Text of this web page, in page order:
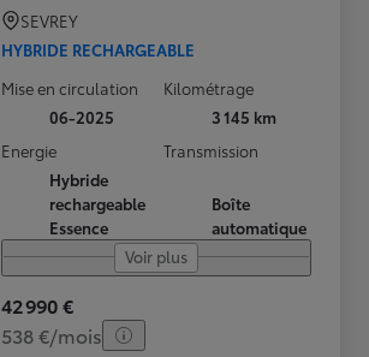
SEVREY
HYBRIDE RECHARGEABLE
Mise en circulation
06-2025
Kilométrage
3 145 km
Energie
Hybride
rechargeable
Essence
Transmission
Boîte
automatique
Voir plus
42 990 €
538 €/mois